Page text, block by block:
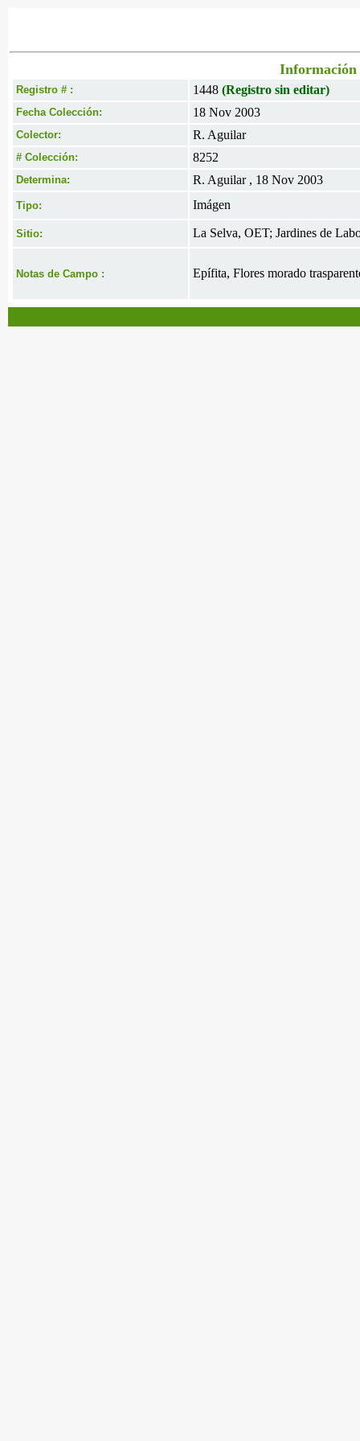
Información
Registro # : 1448 (Registro sin editar)
Fecha Colección: 18 Nov 2003
Colector: R. Aguilar
# Colección: 8252
Determina: R. Aguilar , 18 Nov 2003
Tipo: Imágen
Sitio: La Selva, OET; Jardines de
Notas de Campo : Epífita, Flores morado